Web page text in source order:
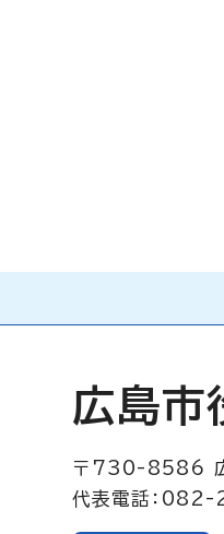
広島市
〒730-8586
代表電話：